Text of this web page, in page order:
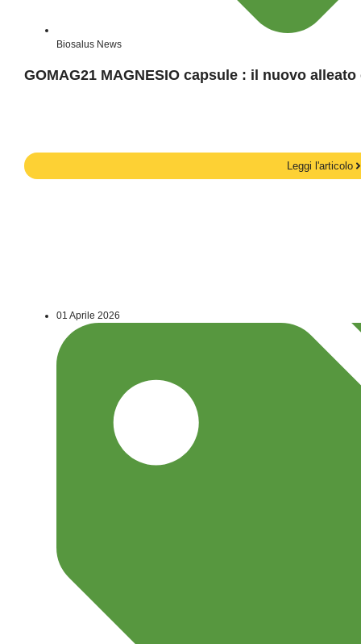
Biosalus News
GOMAG21 MAGNESIO capsule : il nuovo
Leggi l'articolo
01 Aprile 2026